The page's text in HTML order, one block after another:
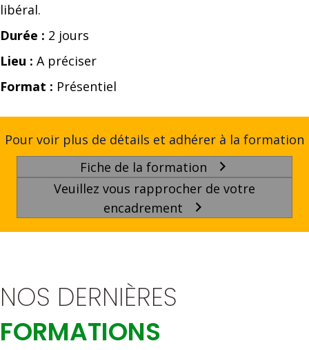
libéral.
Durée : 2 jours
Lieu : A préciser
Format : Présentiel
Pour voir plus de détails et adhérer à la formation
Fiche de la formation
Veuillez vous rapprocher de votre
encadrement
NOS DERNIÈRES
FORMATIONS